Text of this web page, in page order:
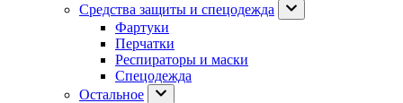
Средства защиты и спецодежда
Фартуки
Перчатки
Респираторы и маски
Спецодежда
Остальное